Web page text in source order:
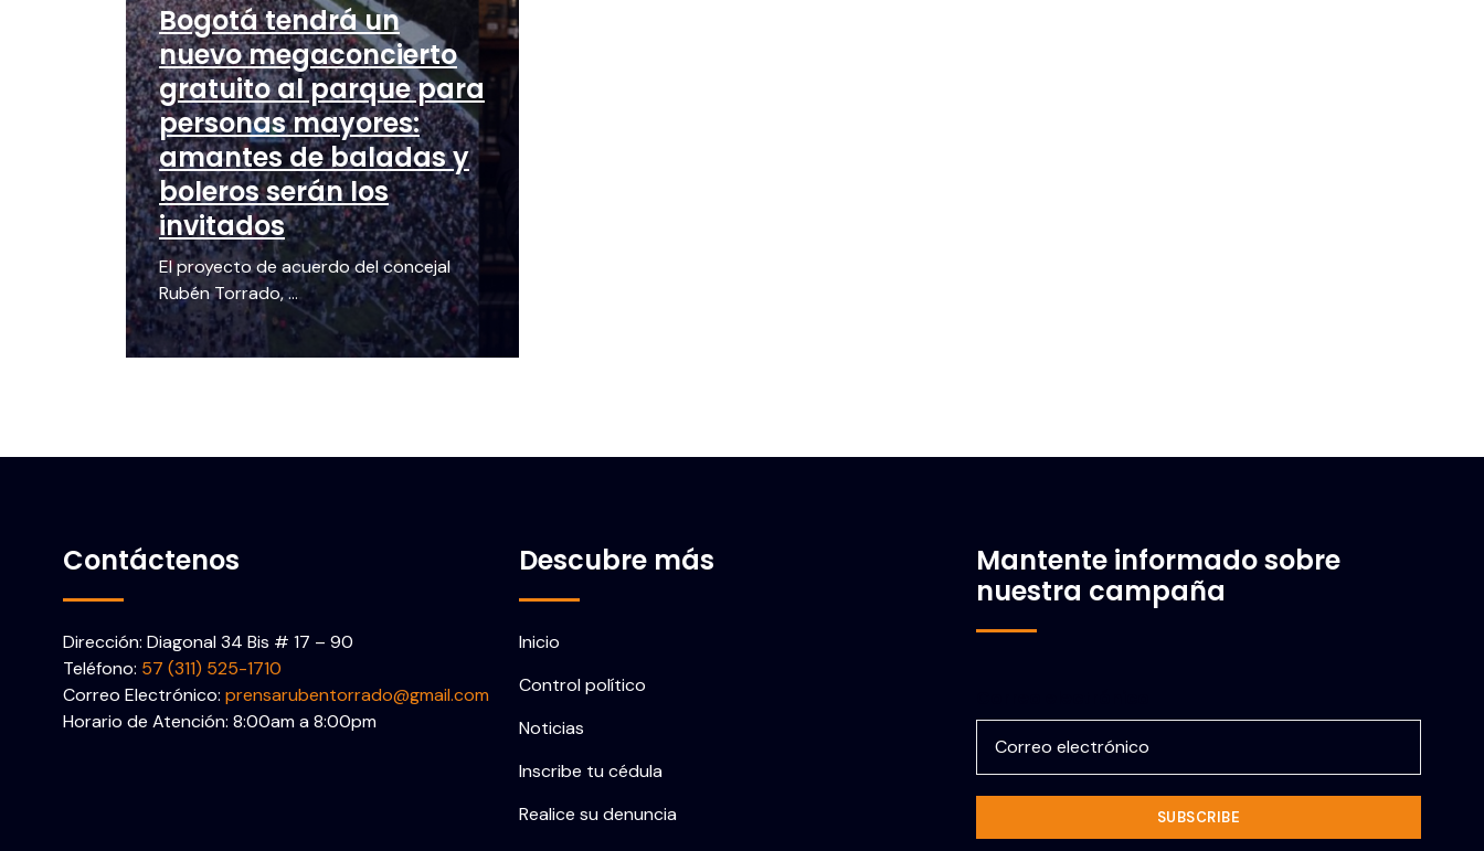
Bogotá tendrá un
nuevo megaconcierto
gratuito al parque para
personas mayores:
amantes de baladas y
boleros serán los
invitados
El proyecto de acuerdo del concejal
Rubén Torrado, ...
Contáctenos
Dirección: Diagonal 34 Bis # 17 – 90
Teléfono: 57 (311) 525-1710
Correo Electrónico: prensarubentorrado@gmail.com
Horario de Atención: 8:00am a 8:00pm
Descubre más
Inicio
Control político
Noticias
Inscribe tu cédula
Realice su denuncia
Mantente informado sobre
nuestra campaña